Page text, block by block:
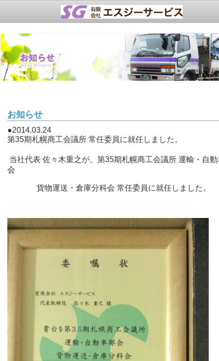
お知らせ
●2014.03.24
第35期札幌商工会議所 常任委員に就任しました。
当社代表 佐々木重之が、第35期札幌商工会議所 運輸・自
会
貨物運送・倉庫分科会 常任委員に就任しました。
サービス・車両紹介
ブログ
facebook
問い合わせ